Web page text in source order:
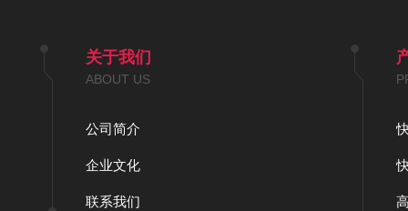
关于我们
ABOUT US
公司简介
企业文化
联系我们